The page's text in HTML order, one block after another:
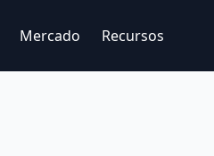
Mercado Recursos